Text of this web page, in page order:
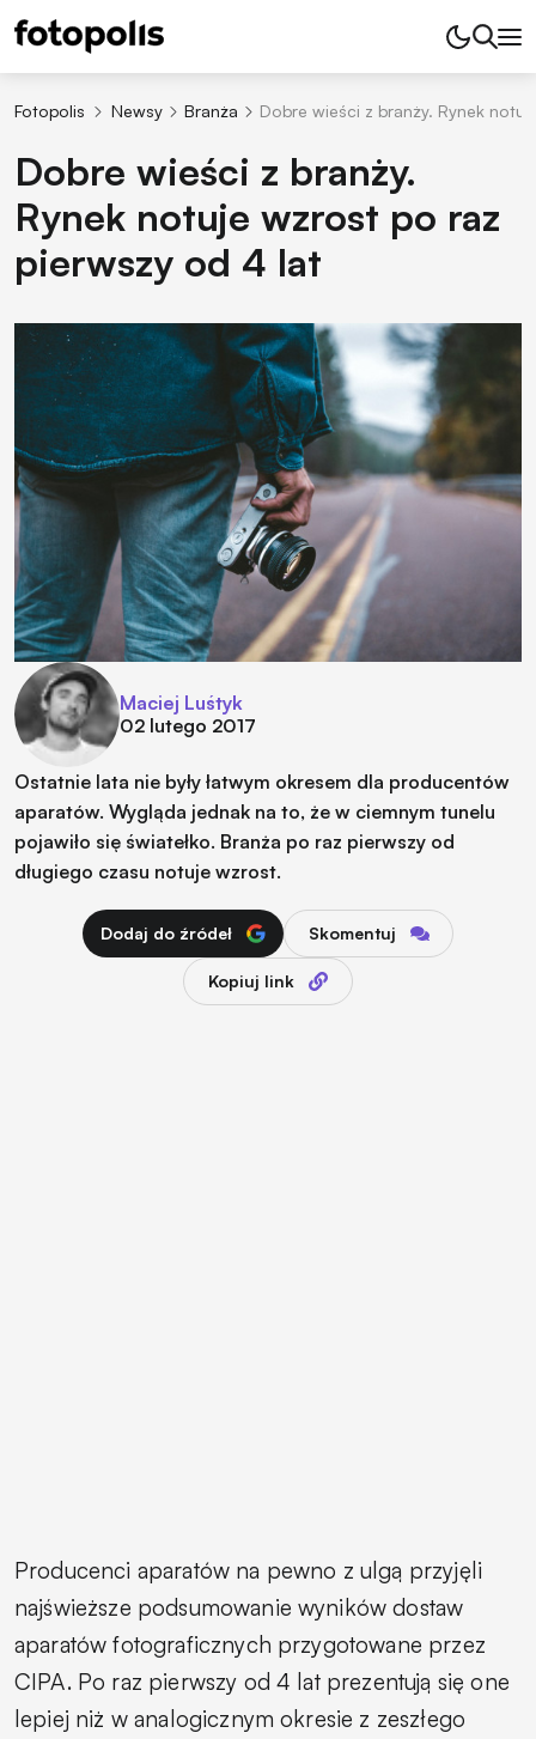
Fotopolis Newsy Branża Dobre wieści z branży. Rynek
Dobre wieści z branży.
Rynek notuje wzrost po raz
pierwszy od 4 lat
Maciej Luśtyk
02 lutego 2017
Ostatnie lata nie były łatwym okresem dla producentów
aparatów. Wygląda jednak na to, że w ciemnym tunelu
pojawiło się światełko. Branża po raz pierwszy od
długiego czasu notuje wzrost.
Dodaj do źródeł Skomentuj
Kopiuj link
Producenci aparatów na pewno z ulgą przyjęli
najświeższe podsumowanie wyników dostaw
aparatów fotograficznych przygotowane przez
CIPA. Po raz pierwszy od 4 lat prezentują się one
lepiej niż w analogicznym okresie z zeszłego